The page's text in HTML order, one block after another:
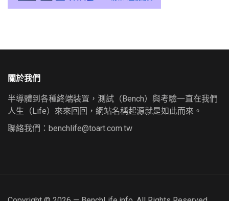
關於我們
半導體到各種終端裝置，測試（Bench）與考驗一直在我們
人生（Life）來來回回，網站名稱起源就是如此而來。
聯絡我們： benchlife@toart.com.tw